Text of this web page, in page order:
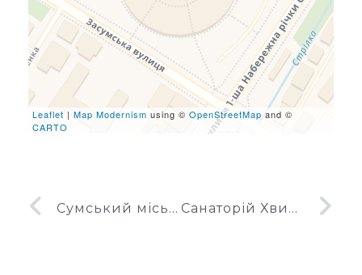
Leaflet | Map Modernism using © OpenStreetMap and ©
CARTO
Сумський міський палац дітей та юнацтва Санаторій Хвиля